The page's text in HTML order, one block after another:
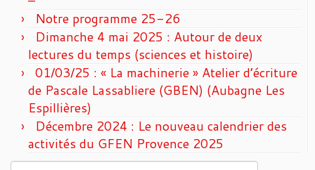
Notre programme 25-26
Dimanche 4 mai 2025 : Autour de deux
lectures du temps (sciences et histoire)
01/03/25 : « La machinerie » Atelier d’écriture
de Pascale Lassabliere (GBEN) (Aubagne Les
Espillières)
Décembre 2024 : Le nouveau calendrier des
activités du GFEN Provence 2025